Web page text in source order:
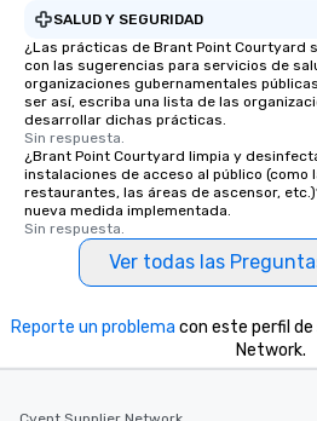
SALUD Y SEGURIDAD
¿Las prácticas de Brant Point Courtyard
con las sugerencias para servicios de
organizaciones gubernamentales
ser así, escriba una lista de las
desarrollar dichas prácticas.
Sin respuesta.
¿Brant Point Courtyard limpia y
instalaciones de acceso al público (como
restaurantes, las áreas de ascensor,
nueva medida implementada.
Sin respuesta.
Ver todas las
Reporte un problema con este perfil de
Network.